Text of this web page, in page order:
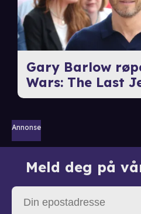
Gary Barlow
Wars: The Last
Annonse
Meld deg på